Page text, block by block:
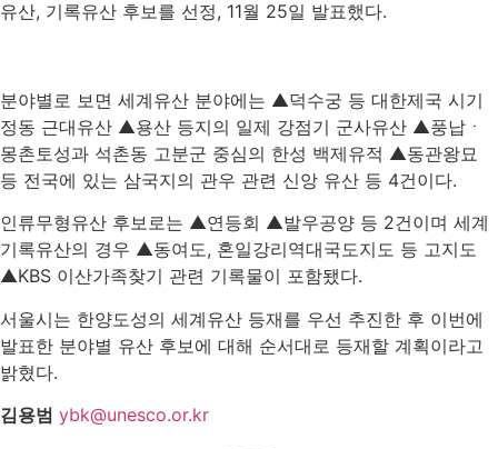
유산, 기록유산 후보를 선정, 11월 25일 발표했다.
분야별로 보면 세계유산 분야에는 ▲덕수궁 등 대한제국 시기
정동 근대유산 ▲용산 등지의 일제 강점기 군사유산 ▲풍납ㆍ
몽촌토성과 석촌동 고분군 중심의 한성 백제유적 ▲동관왕묘
등 전국에 있는 삼국지의 관우 관련 신앙 유산 등 4건이다.
인류무형유산 후보로는 ▲연등회 ▲발우공양 등 2건이며 세계
기록유산의 경우 ▲동여도, 혼일강리역대국도지도 등 고지도
▲KBS 이산가족찾기 관련 기록물이 포함됐다.
서울시는 한양도성의 세계유산 등재를 우선 추진한 후 이번에
발표한 분야별 유산 후보에 대해 순서대로 등재할 계획이라고
밝혔다.
김용범 ybk@unesco.or.kr